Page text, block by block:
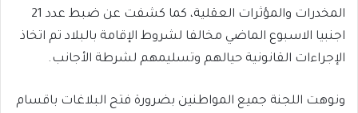
المخدرات والمؤثرات العقلية، كما كشفت عن ضبط عدد 21
اجنبيا الاسبوع الماضي مخالفا لشروط الإقامة بالبلاد تم اتخاذ
الإجراءات القانونية حيالهم وتسليمهم لشرطة الأجانب.
ونوهت اللجنة جميع المواطنين بضرورة فتح البلاغات باقسام